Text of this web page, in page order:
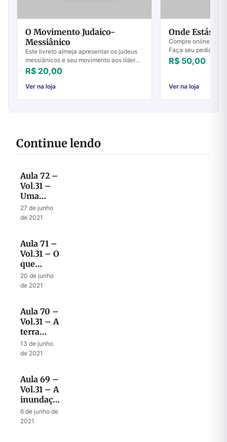
O Movimento Judaico-
Messiânico
Este livreto almeja apresentar os judeus
messiânicos e seu movimento aos líderes
e teólogos cristãos que buscam
informações sobre esse mover: Quem
são os Ju...
R$ 20,00
Ver na loja
Onde Estás?
Compre online
Faça seu pedido e
R$ 50,00
Ver na loja
Continue lendo
Aula 72 –
Vol.31 –
Uma
visão
selada até
27 de junho
de 2021
Aula 71 –
Vol.31 – O
que
acontecerá
no final
20 de junho
de 2021
Aula 70 –
Vol.31 – A
terra
gloriosa e
o tempo
13 de junho
de 2021
Aula 69 –
Vol.31 – A
inundação
no tempo
do fim
6 de junho de
2021